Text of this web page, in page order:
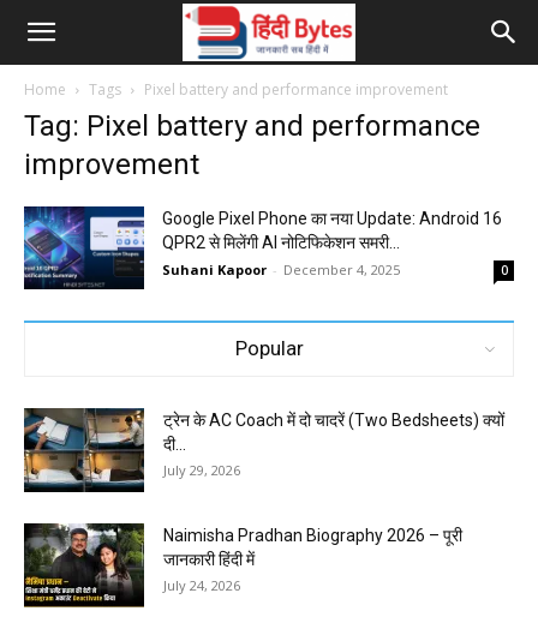
Home Tags Pixel battery and performance improvement
Tag: Pixel battery and performance
improvement
Google Pixel Phone का नया Update: Android 16
QPR2 से मिलेंगी AI नोटिफिकेशन समरी...
Suhani Kapoor - December 4, 2025 0
Popular
ट्रेन के AC Coach में दो चादरें (Two Bedsheets) क्यों
दी...
July 29, 2026
Naimisha Pradhan Biography 2026 – पूरी
जानकारी हिंदी में
July 24, 2026